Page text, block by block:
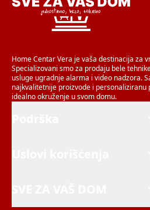
Home Centar Vera je vaša destinacija za
Specializovani smo za prodaju bele
usluge ugradnje alarma i video nadzora.
najkvalitetnije proizvode i personaliziranu
idealno okruženje u svom domu.